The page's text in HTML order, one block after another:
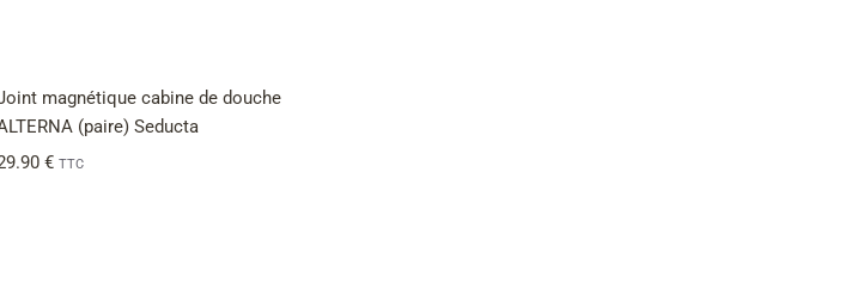
magnétique cabine de douche
(paire) Seducta
€ TTC